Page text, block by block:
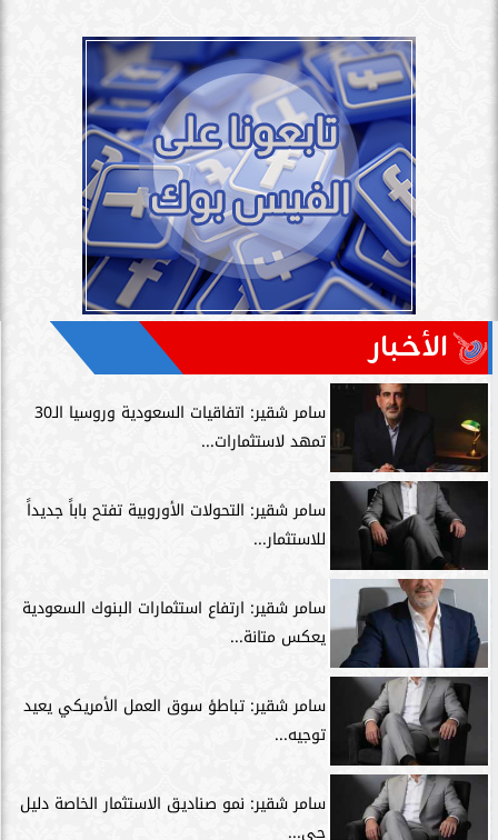
الأخبار
سامر شقير: اتفاقيات السعودية وروسيا الـ30
تمهد لاستثمارات...
سامر شقير: التحولات الأوروبية تفتح باباً جديداً
للاستثمار...
سامر شقير: ارتفاع استثمارات البنوك السعودية
يعكس متانة...
سامر شقير: تباطؤ سوق العمل الأمريكي يعيد
توجيه...
سامر شقير: نمو صناديق الاستثمار الخاصة دليل
حي...